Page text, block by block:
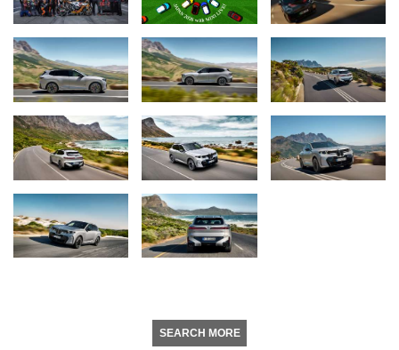
SEARCH MORE